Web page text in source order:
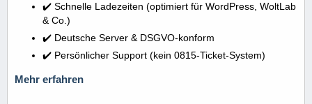
✔️ Schnelle Ladezeiten (optimiert für WordPress, WoltLab
& Co.)
✔️ Deutsche Server & DSGVO-konform
✔️ Persönlicher Support (kein 0815-Ticket-System)
Mehr erfahren